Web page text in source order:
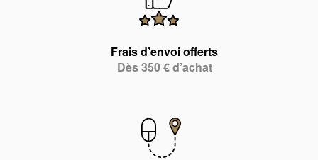
Frais d’envoi offerts
Dès 350 € d’achat